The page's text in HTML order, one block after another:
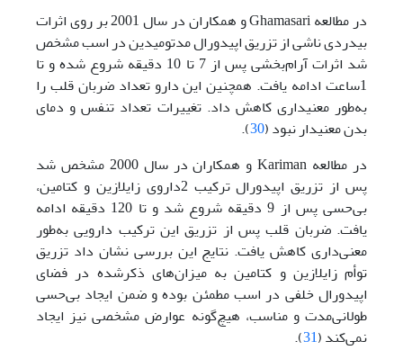
در مطالعه Ghamasari و همکاران در سال 2001 بر روی اثرات
بی­دردی ناشی از تزریق اپیدورال مدتومیدین در اسب مشخص
شد اثرات ‌آرام‌بخشی پس از 7 تا 10 دقیقه شروع شده و تا
1ساعت ادامه یافت. همچنین این دارو تعداد ضربان قلب را
به‌طور معنی­داری کاهش داد. تغییرات تعداد تنفس و دمای
بدن معنی­دار نبود (30
).
در مطالعه Kariman و همکاران در سال 2000 مشخص شد
پس از تزریق اپیدورال ترکیب 2داروی زایلازین و کتامین،
‌بی‌حسی پس از 9 دقیقه شروع شد و تا 120 دقیقه ادامه
یافت. ضربان قلب پس از تزریق این ترکیب دارویی به‌طور
معنی‌داری کاهش یافت. نتایج این بررسی نشان داد تزریق
توأم زایلازین و کتامین به میزان‌های ذکرشده در فضای
اپیدورال خلفی در اسب مطمئن بوده و ضمن ایجاد‌ بی‌حسی
طولانی‌مدت و مناسب، هیچ‌گونه عوارض مشخصی نیز ایجاد
نمی‌کند (31
).